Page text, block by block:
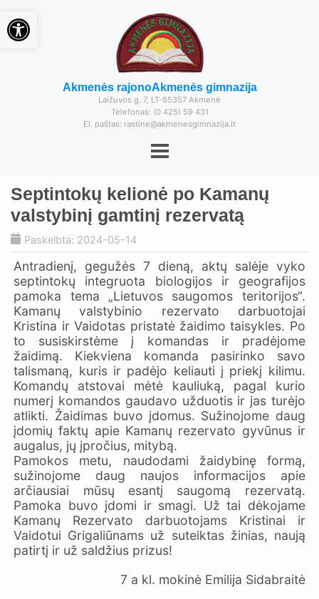
Akmenės rajonoAkmenės gimnazija
Laižuvos g. 7, LT-85357 Akmenė
Telefonas: (0 425) 59 431
El. paštas: rastine@akmenesgimnazija.lt
Septintokų kelionė po Kamanų
valstybinį gamtinį rezervatą
Paskelbta: 2024-05-14
Antradienį, gegužės 7 dieną, aktų salėje vyko
septintokų integruota biologijos ir geografijos
pamoka tema „Lietuvos saugomos teritorijos“.
Kamanų valstybinio rezervato darbuotojai
Kristina ir Vaidotas pristatė žaidimo taisykles. Po
to susiskirstėme į komandas ir pradėjome
žaidimą. Kiekviena komanda pasirinko savo
talismaną, kuris ir padėjo keliauti į priekį kilimu.
Komandų atstovai mėtė kauliuką, pagal kurio
numerį komandos gaudavo užduotis ir jas turėjo
atlikti. Žaidimas buvo įdomus. Sužinojome daug
įdomių faktų apie Kamanų rezervato gyvūnus ir
augalus, jų įpročius, mitybą.
Pamokos metu, naudodami žaidybinę formą,
sužinojome daug naujos informacijos apie
arčiausiai mūsų esantį saugomą rezervatą.
Pamoka buvo įdomi ir smagi. Už tai dėkojame
Kamanų Rezervato darbuotojams Kristinai ir
Vaidotui Grigaliūnams už suteiktas žinias, naują
patirtį ir už saldžius prizus!
7 a kl. mokinė Emilija Sidabraitė
Open toolbar